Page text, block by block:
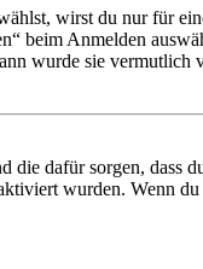
wirst du nur für
beim Anmelden
wurde sie vermutlich
dafür sorgen,
wurden. Wenn